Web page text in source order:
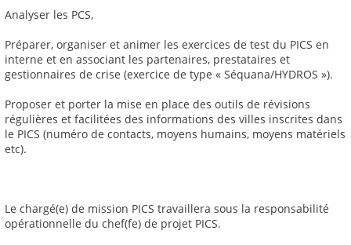
Analyser les PCS,
Préparer, organiser et animer les exercices de test du PICS en
interne et en associant les partenaires, prestataires et
gestionnaires de crise (exercice de type « Séquana/HYDROS »).
Proposer et porter la mise en place des outils de révisions
régulières et facilitées des informations des villes inscrites dans
le PICS (numéro de contacts, moyens humains, moyens matériels
etc).
Le chargé(e) de mission PICS travaillera sous la responsabilité
opérationnelle du chef(fe) de projet PICS.